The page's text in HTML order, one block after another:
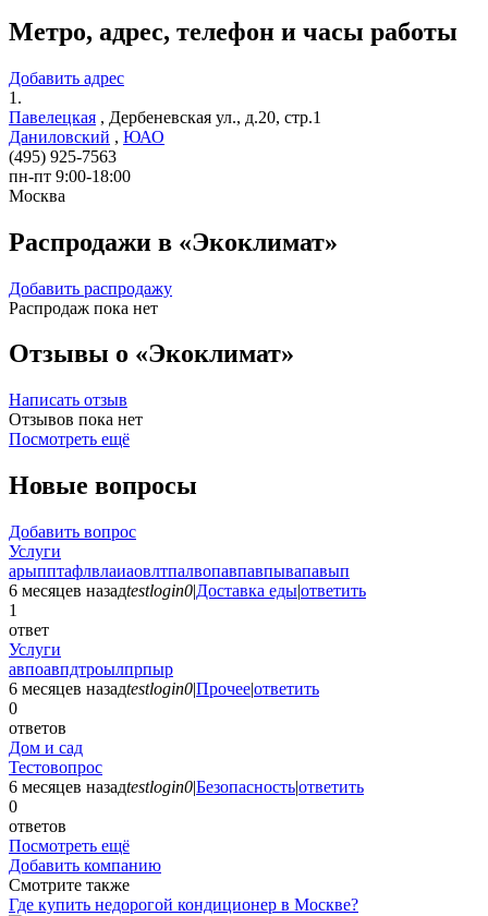
Метро, адрес, телефон и часы работы
Добавить адрес
1.
Павелецкая , Дербеневская ул., д.20, стр.1
Даниловский , ЮАО
(495) 925-7563
пн-пт 9:00-18:00
Москва
Распродажи в «Экоклимат»
Добавить распродажу
Распродаж пока нет
Отзывы о «Экоклимат»
Написать отзыв
Отзывов пока нет
Посмотреть ещё
Новые вопросы
Добавить вопрос
Услуги
арыпптафлвлаиаовлтпалвопавпавпывапавып
6 месяцев назадtestlogin0|Доставка еды|ответить
1
ответ
Услуги
авпоавпдтроылпрпыр
6 месяцев назадtestlogin0|Прочее|ответить
0
ответов
Дом и сад
Тестовопрос
6 месяцев назадtestlogin0|Безопасность|ответить
0
ответов
Посмотреть ещё
Добавить компанию
Смотрите также
Где купить недорогой кондиционер в Москве?